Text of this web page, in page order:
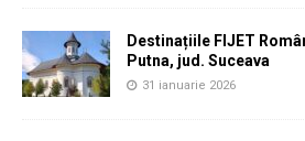
Destinațiile FIJET
Putna, jud. Suceava
31 ianuarie 2026